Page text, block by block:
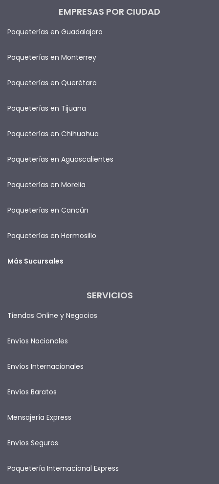
EMPRESAS POR CIUDAD
Paqueterías en Guadalajara
Paqueterías en Monterrey
Paqueterías en Querétaro
Paqueterías en Tijuana
Paqueterías en Chihuahua
Paqueterías en Aguascalientes
Paqueterías en Morelia
Paqueterías en Cancún
Paqueterías en Hermosillo
Más Sucursales
SERVICIOS
Tiendas Online y Negocios
Envíos Nacionales
Envíos Internacionales
Envíos Baratos
Mensajería Express
Envíos Seguros
Paquetería Internacional Express